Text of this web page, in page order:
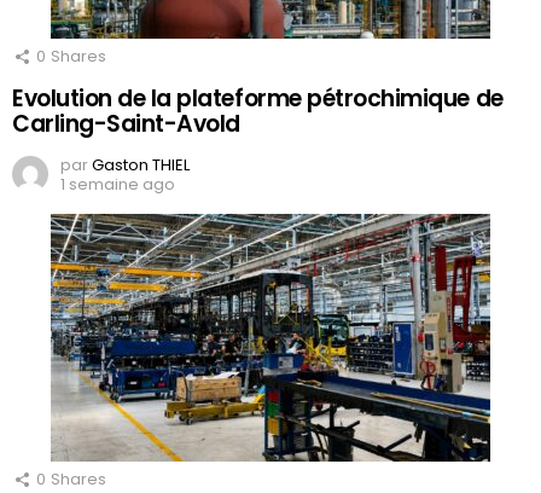
0 Shares
Evolution de la plateforme pétrochimique de
Carling-Saint-Avold
parGaston THIEL
1 semaine ago
0 Shares